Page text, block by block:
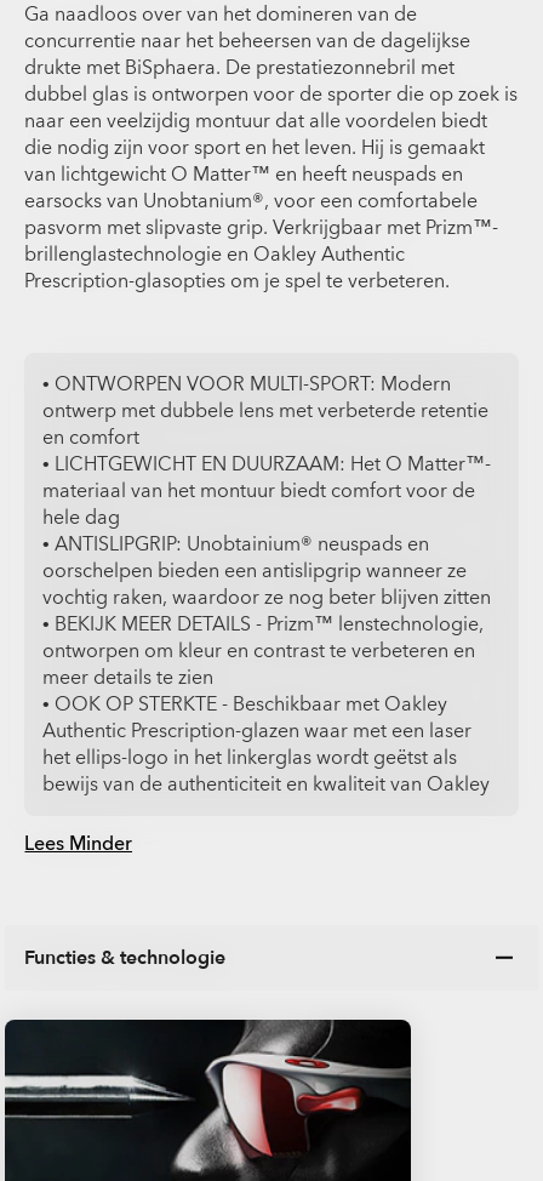
Ga naadloos over van het domineren van de
concurrentie naar het beheersen van de dagelijkse
drukte met BiSphaera. De prestatiezonnebril met
dubbel glas is ontworpen voor de sporter die op zoek is
naar een veelzijdig montuur dat alle voordelen biedt
die nodig zijn voor sport en het leven. Hij is gemaakt
van lichtgewicht O Matter™ en heeft neuspads en
earsocks van Unobtanium®, voor een comfortabele
pasvorm met slipvaste grip. Verkrijgbaar met Prizm™-
brillenglastechnologie en Oakley Authentic
Prescription-glasopties om je spel te verbeteren.
Lees Minder
• ONTWORPEN VOOR MULTI-SPORT: Modern
ontwerp met dubbele lens met verbeterde retentie
en comfort
• LICHTGEWICHT EN DUURZAAM: Het O Matter™-
materiaal van het montuur biedt comfort voor de
hele dag
• ANTISLIPGRIP: Unobtainium® neuspads en
oorschelpen bieden een antislipgrip wanneer ze
vochtig raken, waardoor ze nog beter blijven zitten
• BEKIJK MEER DETAILS - Prizm™ lenstechnologie,
ontworpen om kleur en contrast te verbeteren en
meer details te zien
• OOK OP STERKTE - Beschikbaar met Oakley
Authentic Prescription-glazen waar met een laser
het ellips-logo in het linkerglas wordt geëtst als
bewijs van de authenticiteit en kwaliteit van Oakley
Functies & technologie